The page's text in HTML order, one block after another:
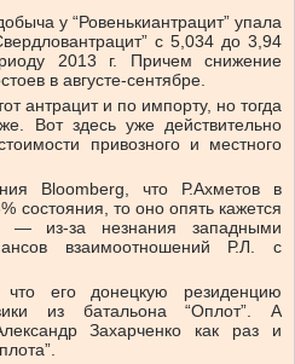
у “Ровенькиантрацит” упала
с 5,034 до 3,94
2013 г. Причем снижение
в августе-сентябре.
антрацит и по импорту, но тогда
Вот здесь уже действительно
привозного и местного
Bloomberg, что Р.Ахметов в
состояния, то оно опять кажется
— из-за незнания западными
взаимоотношений Р.Л. с
его донецкую резиденцию
из батальона “Оплот”. А
Захарченко как раз и